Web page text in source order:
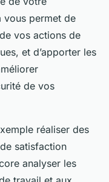
vous permet de
vos actions de
et d’apporter les
de vos
réaliser des
satisfaction
analyser les